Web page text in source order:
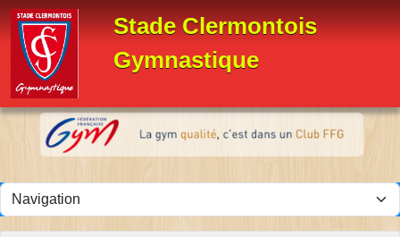
Stade Clermontois
Gymnastique
Panneau de gestion des cookies